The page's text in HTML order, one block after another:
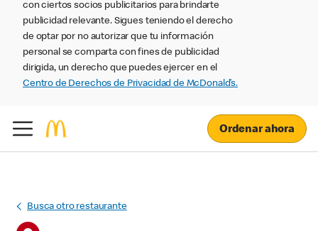
con ciertos socios publicitarios para brindarte
publicidad relevante. Sigues teniendo el derecho
de optar por no autorizar que tu información
personal se comparta con fines de publicidad
dirigida, un derecho que puedes ejercer en el
Centro de Derechos de Privacidad de McDonald’s.
Ordenar ahora
Busca otro restaurante